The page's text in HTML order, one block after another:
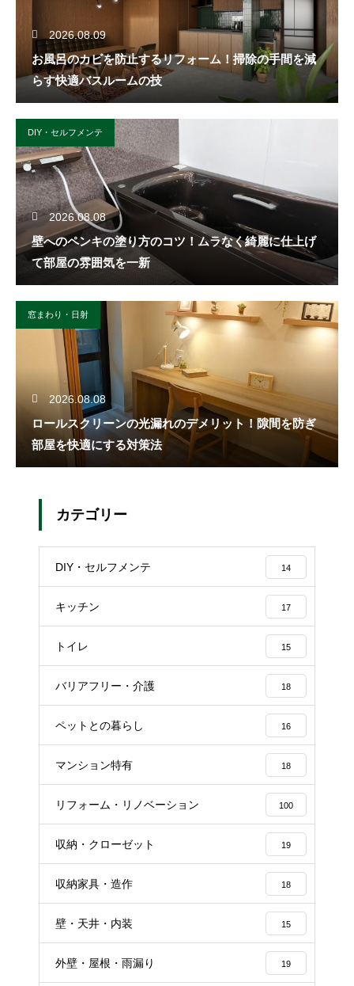
2026.08.09
お風呂のカビを防止するリフォーム！掃除の手間を減
らす快適バスルームの技
DIY・セルフメンテ
2026.08.08
壁へのペンキの塗り方のコツ！ムラなく綺麗に仕上げ
て部屋の雰囲気を一新
窓まわり・日射
2026.08.08
ロールスクリーンの光漏れのデメリット！隙間を防ぎ
部屋を快適にする対策法
カテゴリー
DIY・セルフメンテ 14
キッチン 17
トイレ 15
バリアフリー・介護 18
ペットとの暮らし 16
マンション特有 18
リフォーム・リノベーション 100
収納・クローゼット 19
収納家具・造作 18
壁・天井・内装 15
外壁・屋根・雨漏り 19